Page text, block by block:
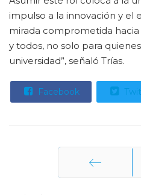
impulso a la innovación y el
mirada comprometida
y todos, no solo para
universidad”, señaló Trías.
Facebook